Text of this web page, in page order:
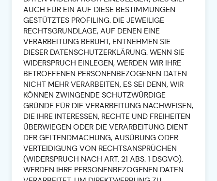
AUCH FÜR EIN AUF DIESE BESTIMMUNGEN
GESTÜTZTES PROFILING. DIE JEWEILIGE
RECHTSGRUNDLAGE, AUF DENEN EINE
VERARBEITUNG BERUHT, ENTNEHMEN SIE
DIESER DATENSCHUTZERKLÄRUNG. WENN SIE
WIDERSPRUCH EINLEGEN, WERDEN WIR IHRE
BETROFFENEN PERSONENBEZOGENEN DATEN
NICHT MEHR VERARBEITEN, ES SEI DENN, WIR
KÖNNEN ZWINGENDE SCHUTZWÜRDIGE
GRÜNDE FÜR DIE VERARBEITUNG NACHWEISEN,
DIE IHRE INTERESSEN, RECHTE UND FREIHEITEN
ÜBERWIEGEN ODER DIE VERARBEITUNG DIENT
DER GELTENDMACHUNG, AUSÜBUNG ODER
VERTEIDIGUNG VON RECHTSANSPRÜCHEN
(WIDERSPRUCH NACH ART. 21 ABS. 1 DSGVO).
WERDEN IHRE PERSONENBEZOGENEN DATEN